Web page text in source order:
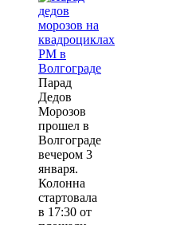
Парад
Дедов
Морозов
прошел в
Волгограде
вечером 3
января.
Колонна
стартовала
в 17:30 от